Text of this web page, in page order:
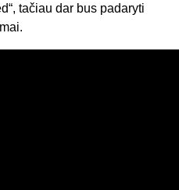
tačiau dar bus padaryti